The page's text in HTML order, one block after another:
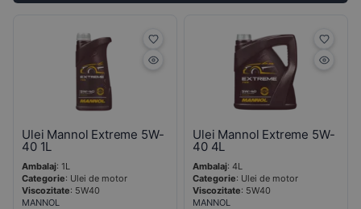
Ulei Mannol Extreme 5W-
40 1L
Ambalaj: 1L
Categorie: Ulei de motor
Viscozitate: 5W40
MANNOL
Ulei Mannol Extreme 5W-
40 4L
Ambalaj: 4L
Categorie: Ulei de motor
Viscozitate: 5W40
MANNOL